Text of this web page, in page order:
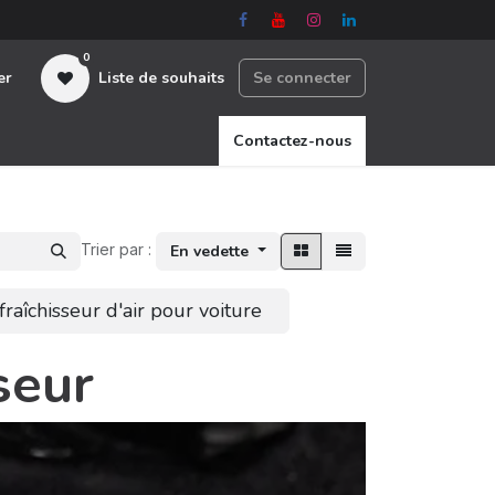
0
Liste de souhaits Se connecter
Contactez-nous
Trier par : En vedette
d'air pour voiture